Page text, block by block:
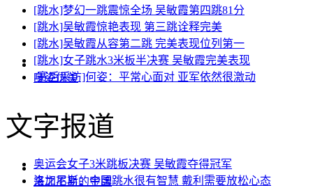
身姿优美
来之不易的金牌
[跳水]梦幻一跳震惊全场 吴敏霞第四跳81分
[跳水]吴敏霞惊艳表现 第三跳诠释完美
[跳水]吴敏霞从容第二跳 完美表现位列第一
[跳水]女子跳水3米板半决赛 吴敏霞完美表现
[赛后采访]何姿：平常心面对 亚军依然很激动
文字报道
奥运会女子3米跳板决赛 吴敏霞夺得冠军
洛加尼斯：中国跳水很有智慧 戴利需要放松心态